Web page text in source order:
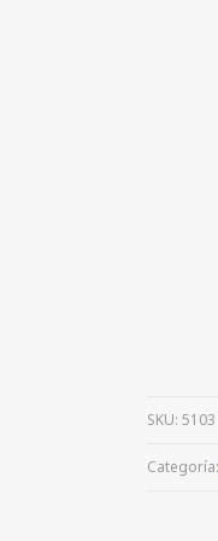
SKU: 5103
Categoría: